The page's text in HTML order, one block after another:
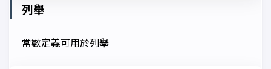
列舉
常數定義可用於列舉